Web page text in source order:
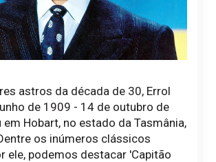
astros da década de 30, Errol
de 1909 - 14 de outubro de
Hobart, no estado da Tasmânia,
os inúmeros clássicos
ele, podemos destacar 'Capitão